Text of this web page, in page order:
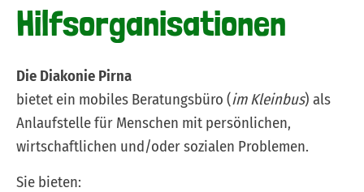
Hilfsorganisationen
Die Diakonie Pirna
bietet ein mobiles Beratungsbüro (im Kleinbus) als
Anlaufstelle für Menschen mit persönlichen,
wirtschaftlichen und/oder sozialen Problemen.
Sie bieten: